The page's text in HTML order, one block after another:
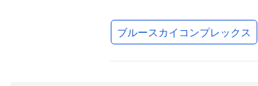
ブルースカイコンプレックス